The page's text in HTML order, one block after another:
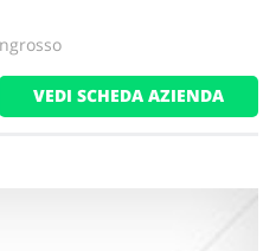
VEDI SCHEDA AZIENDA